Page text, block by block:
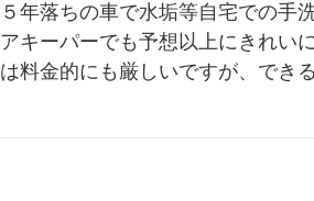
５年落ちの車で水垢等自宅での手
アキーパーでも予想以上にきれい
は料金的にも厳しいですが、でき